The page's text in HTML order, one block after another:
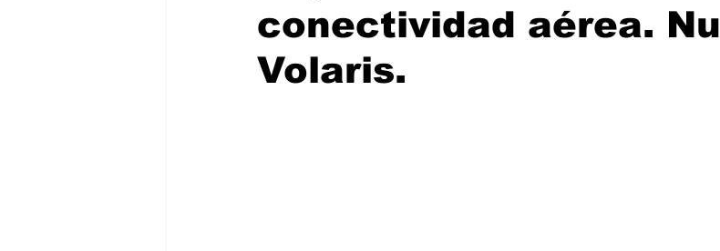
Libro Recomendado las revistas en pdf Vida Animal Mujeres que
conectividad aérea.
Volaris.